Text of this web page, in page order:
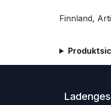
Finnland,